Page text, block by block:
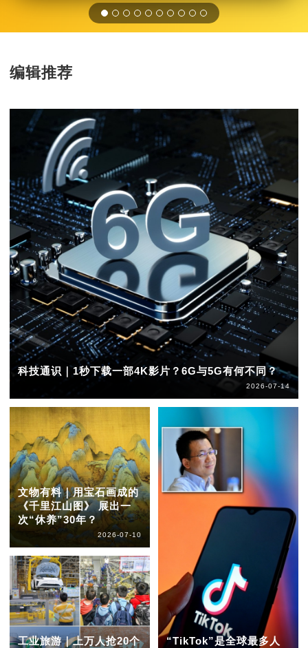
编辑推荐
科技通识｜1秒下载一部4K影片？6G与5G有何不同？
2026-07-14
文物有料｜用宝石画成的
《千里江山图》 展出一
次“休养”30年？
2026-07-10
工业旅游｜上万人抢20个
“TikTok”是全球最多人